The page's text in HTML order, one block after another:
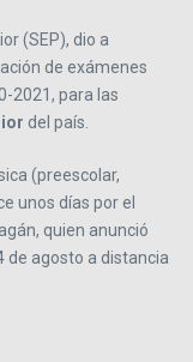
(SEP), dio a
de exámenes
2021, para las
del país.
(preescolar,
unos días por el
quien anunció
de agosto a distancia